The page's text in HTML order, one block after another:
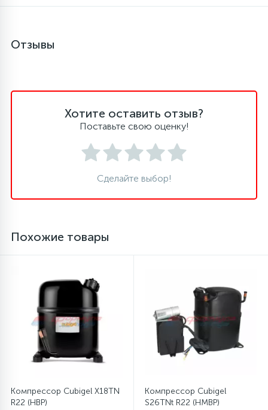
Стекла люка
Суппорты (ступицы)
Шкивы барабана
Шланги залива
Отзывы
Хотите оставить отзыв?
Поставьте свою оценку!
Сделайте выбор!
Похожие товары
Компрессор Cubigel X18TN
R22 (HBP)
Компрессор Cubigel
S26TNt R22 (HMBP)